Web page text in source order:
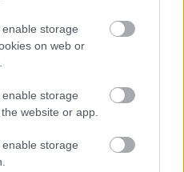
storage
on web or
storage
website or app.
storage